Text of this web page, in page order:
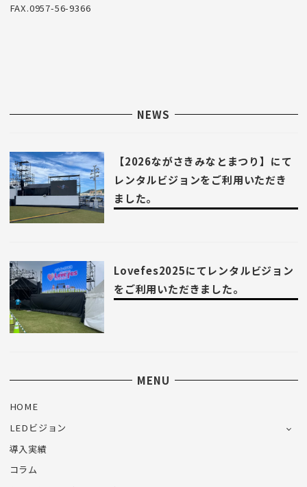
FAX.0957-56-9366
NEWS
【2026ながさきみなとまつり】にて
レンタルビジョンをご利用いただき
ました。
Lovefes2025にてレンタルビジョン
をご利用いただきました。
MENU
HOME
LEDビジョン
導入実績
コラム